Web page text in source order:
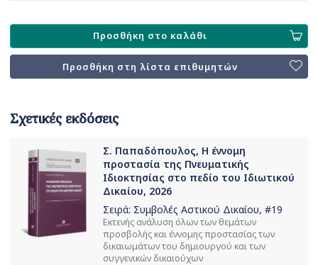
Προσθήκη στο καλάθι
Προσθήκη στη λίστα επιθυμητών
Σχετικές εκδόσεις
Σ. Παπαδόπουλος, Η έννομη
προστασία της Πνευματικής
Ιδιοκτησίας στο πεδίο του Ιδιωτικού
Δικαίου, 2026
Σειρά: Συμβολές Αστικού Δικαίου, #19
Εκτενής ανάλυση όλων των θεμάτων
προσβολής και έννομης προστασίας των
δικαιωμάτων του δημιουργού και των
συγγενικών δικαιούχων